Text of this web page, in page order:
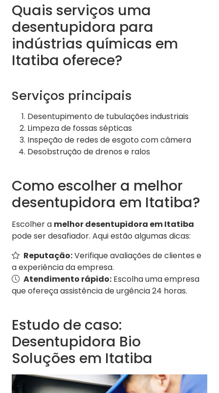
Quais serviços uma
desentupidora para
indústrias químicas em
Itatiba oferece?
Serviços principais
Desentupimento de tubulações industriais
Limpeza de fossas sépticas
Inspeção de redes de esgoto com câmera
Desobstrução de drenos e ralos
Como escolher a melhor
desentupidora em Itatiba?
Escolher a melhor desentupidora em Itatiba
pode ser desafiador. Aqui estão algumas dicas:
Reputação:Verifique avaliações de clientes e
a experiência da empresa.
Atendimento rápido: Escolha uma empresa
que ofereça assistência de urgência 24 horas.
Estudo de caso:
Desentupidora Bio
Soluções em Itatiba